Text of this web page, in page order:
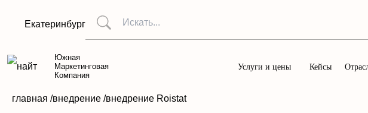
Екатеринбург
Южная
Маркетинговая
Компания
Услуги и цены Кейсы
главная /внедрение /внедрение Roistat